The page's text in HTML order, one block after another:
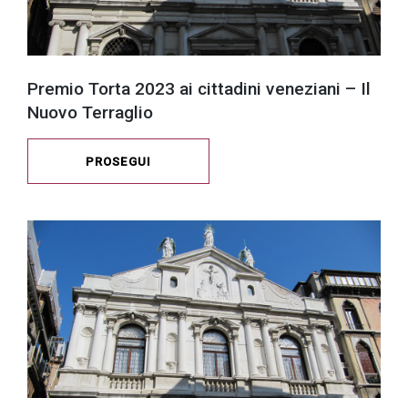
Premio Torta 2023 ai cittadini veneziani – Il
Nuovo Terraglio
PROSEGUI